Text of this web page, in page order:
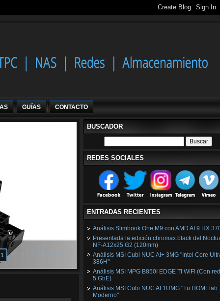
GUÍAS CONTACTO
1 2 3 4 5 6 7 8
BUSCADOR
REDES SOCIALES
ENTRADAS RECIENTES
Análisis Slimbook One M9 con AMD AI 9 HX
Presentada la edición chromax.black del
NF‑A12x25 G2 (120mm)
Análisis MSI Cubi NUC AI+ 3MG "Intel Core
386H"
Análisis MSI MPG B850I EDGE TI WIFI (Con
5 GbE)
Análisis MSI Cubi NUC AI 1UMG "Tu HOMElab
Moderno"